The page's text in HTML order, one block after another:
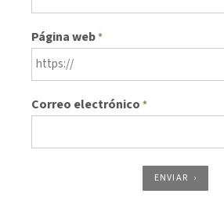
Página web*
Correo electrónico *
ENVIAR